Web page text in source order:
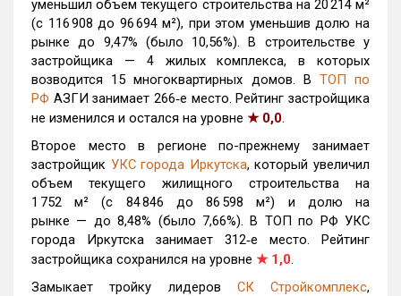
уменьшил объем текущего строительства на 20 214 м²
(с 116 908 до 96 694 м²), при этом уменьшив долю на
рынке до 9,47% (было 10,56%). В строительстве у
застройщика — 4 жилых комплекса, в которых
возводится 15 многоквартирных домов. В ТОП по
РФ АЗГИ занимает 266‑е место. Рейтинг застройщика
не изменился и остался на уровне ★0,0.
Второе место в регионе по-прежнему занимает
застройщик УКС города Иркутска, который увеличил
объем текущего жилищного строительства на
1 752 м² (с 84 846 до 86 598 м²) и долю на
рынке — до 8,48% (было 7,66%). В ТОП по РФ УКС
города Иркутска занимает 312‑е место. Рейтинг
застройщика сохранился на уровне ★1,0.
Замыкает тройку лидеров СК Стройкомплекс,